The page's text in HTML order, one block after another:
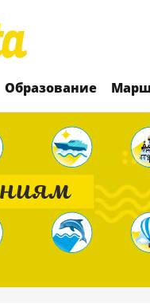
Образование